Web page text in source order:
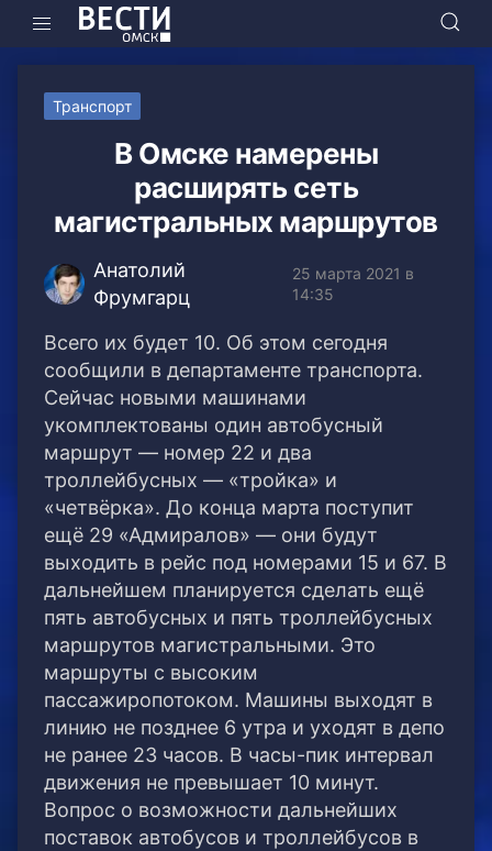
Транспорт
В Омске намерены
расширять сеть
магистральных маршрутов
Анатолий
Фрумгарц
25 марта 2021 в
14:35
Всего их будет 10. Об этом сегодня
сообщили в департаменте транспорта.
Сейчас новыми машинами
укомплектованы один автобусный
маршрут — номер 22 и два
троллейбусных — «тройка» и
«четвёрка». До конца марта поступит
ещё 29 «Адмиралов» — они будут
выходить в рейс под номерами 15 и 67. В
дальнейшем планируется сделать ещё
пять автобусных и пять троллейбусных
маршрутов магистральными. Это
маршруты с высоким
пассажиропотоком. Машины выходят в
линию не позднее 6 утра и уходят в депо
не ранее 23 часов. В часы-пик интервал
движения не превышает 10 минут.
Вопрос о возможности дальнейших
поставок автобусов и троллейбусов в